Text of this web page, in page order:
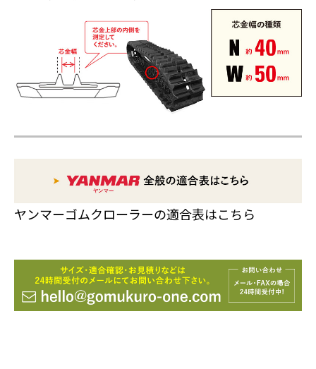
ヤンマーゴムクローラーの適合表はこちら